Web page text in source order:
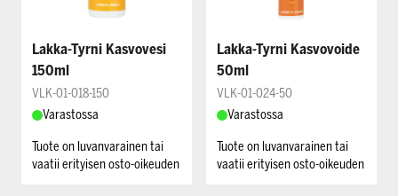
Lakka-Tyrni Kasvovesi
150ml
VLK-01-018-150
Varastossa
Tuote on luvanvarainen tai
vaatii erityisen osto-oikeuden
Lakka-Tyrni Kasvovoide
50ml
VLK-01-024-50
Varastossa
Tuote on luvanvarainen tai
vaatii erityisen osto-oikeuden